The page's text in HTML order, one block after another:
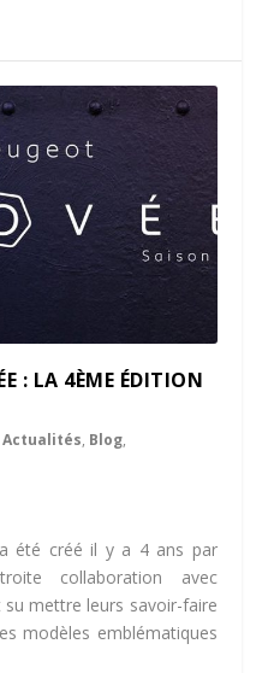
: LA 4ÈME ÉDITION
Actualités, Blog,
a été créé il y a 4 ans par
collaboration avec
su mettre leurs savoir-faire
modèles emblématiques